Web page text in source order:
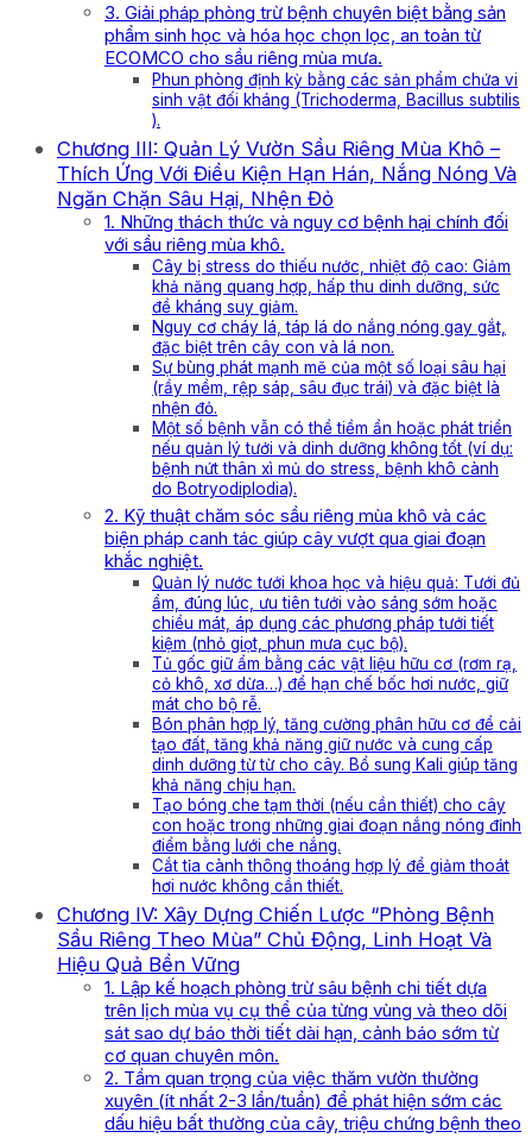
3. Giải pháp phòng trừ bệnh chuyên biệt bằng sản
phẩm sinh học và hóa học chọn lọc, an toàn từ
ECOMCO cho sầu riêng mùa mưa.
Phun phòng định kỳ bằng các sản phẩm chứa vi
sinh vật đối kháng (Trichoderma, Bacillus subtilis
).
Chương III: Quản Lý Vườn Sầu Riêng Mùa Khô –
Thích Ứng Với Điều Kiện Hạn Hán, Nắng Nóng Và
Ngăn Chặn Sâu Hại, Nhện Đỏ
1. Những thách thức và nguy cơ bệnh hại chính đối
với sầu riêng mùa khô.
Cây bị stress do thiếu nước, nhiệt độ cao: Giảm
khả năng quang hợp, hấp thu dinh dưỡng, sức
đề kháng suy giảm.
Nguy cơ cháy lá, táp lá do nắng nóng gay gắt,
đặc biệt trên cây con và lá non.
Sự bùng phát mạnh mẽ của một số loại sâu hại
(rầy mềm, rệp sáp, sâu đục trái) và đặc biệt là
nhện đỏ.
Một số bệnh vẫn có thể tiềm ẩn hoặc phát triển
nếu quản lý tưới và dinh dưỡng không tốt (ví dụ:
bệnh nứt thân xì mủ do stress, bệnh khô cành
do Botryodiplodia).
2. Kỹ thuật chăm sóc sầu riêng mùa khô và các
biện pháp canh tác giúp cây vượt qua giai đoạn
khắc nghiệt.
Quản lý nước tưới khoa học và hiệu quả: Tưới đủ
ẩm, đúng lúc, ưu tiên tưới vào sáng sớm hoặc
chiều mát, áp dụng các phương pháp tưới tiết
kiệm (nhỏ giọt, phun mưa cục bộ).
Tủ gốc giữ ẩm bằng các vật liệu hữu cơ (rơm rạ,
cỏ khô, xơ dừa…) để hạn chế bốc hơi nước, giữ
mát cho bộ rễ.
Bón phân hợp lý, tăng cường phân hữu cơ để cải
tạo đất, tăng khả năng giữ nước và cung cấp
dinh dưỡng từ từ cho cây. Bổ sung Kali giúp tăng
khả năng chịu hạn.
Tạo bóng che tạm thời (nếu cần thiết) cho cây
con hoặc trong những giai đoạn nắng nóng đỉnh
điểm bằng lưới che nắng.
Cắt tỉa cành thông thoáng hợp lý để giảm thoát
hơi nước không cần thiết.
Chương IV: Xây Dựng Chiến Lược “Phòng Bệnh
Sầu Riêng Theo Mùa” Chủ Động, Linh Hoạt Và
Hiệu Quả Bền Vững
1. Lập kế hoạch phòng trừ sâu bệnh chi tiết dựa
trên lịch mùa vụ cụ thể của từng vùng và theo dõi
sát sao dự báo thời tiết dài hạn, cảnh báo sớm từ
cơ quan chuyên môn.
2. Tầm quan trọng của việc thăm vườn thường
xuyên (ít nhất 2-3 lần/tuần) để phát hiện sớm các
dấu hiệu bất thường của cây, triệu chứng bệnh theo